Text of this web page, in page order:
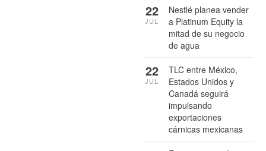
Nestlé planea vender
a Platinum Equity la
mitad de su negocio
de agua
22
JUL
TLC entre México,
Estados Unidos y
Canadá seguirá
impulsando
exportaciones
cárnicas mexicanas
22
JUL